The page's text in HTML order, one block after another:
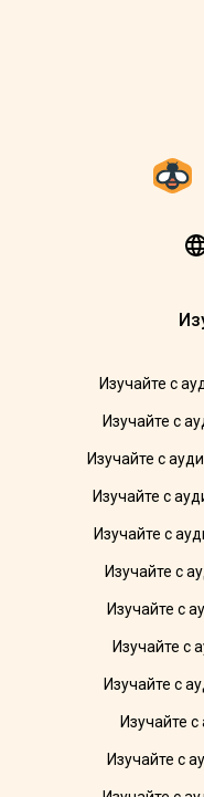
Изучайте с
Изучайте с
Изучайте с
Изучайте с
Изучайте с
Изучайте с
Изучайте с
Изучайте с
Изучайте с
Изучайте
Изучайте с